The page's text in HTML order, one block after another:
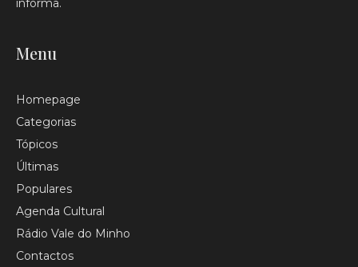
informa.
Menu
Homepage
Categorias
Tópicos
Últimas
Populares
Agenda Cultural
Rádio Vale do Minho
Contactos